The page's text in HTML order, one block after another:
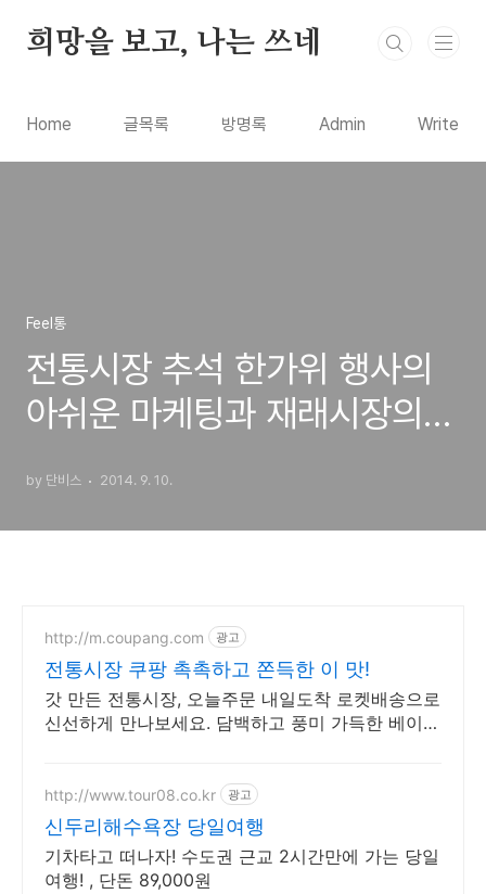
희망을 보고, 나는 쓰네
Home 글목록 방명록 Admin Write
Feel통
전통시장 추석 한가위 행사의
아쉬운 마케팅과 재래시장의
by 단비스 2014. 9. 10.
http://m.coupang.com 광고
전통시장 쿠팡 촉촉하고 쫀득한 이 맛!
갓 만든 전통시장, 오늘주문 내일도착 로켓배송으로
신선하게 만나보세요. 담백하고 풍미 가득한 베이커
http://www.tour08.co.kr 광고
신두리해수욕장 당일여행
기차타고 떠나자! 수도권 근교 2시간만에 가는 당일
여행! , 단돈 89,000원